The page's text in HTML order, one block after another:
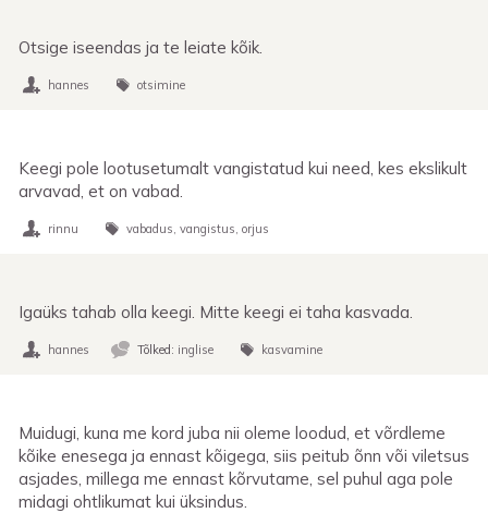
Otsige iseendas ja te leiate kõik.
hannes otsimine
Keegi pole lootusetumalt vangistatud kui need, kes ekslikult
arvavad, et on vabad.
rinnu vabadus vangistus orjus
Igaüks tahab olla keegi. Mitte keegi ei taha kasvada.
hannes Tõlked: inglise kasvamine
Muidugi, kuna me kord juba nii oleme loodud, et võrdleme
kõike enesega ja ennast kõigega, siis peitub õnn või viletsus
asjades, millega me ennast kõrvutame, sel puhul aga pole
midagi ohtlikumat kui üksindus.